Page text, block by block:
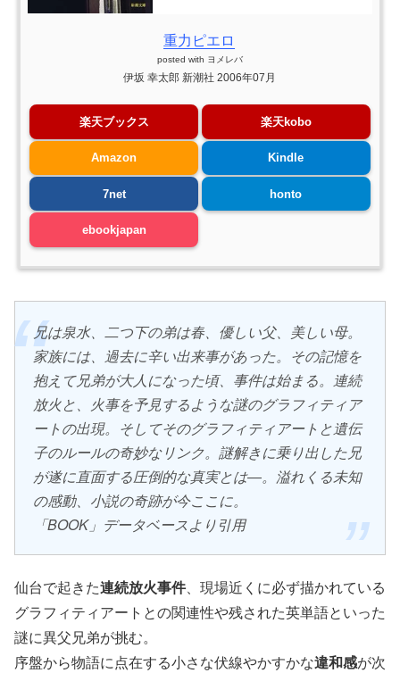
重力ピエロ
posted with ヨメレバ
伊坂 幸太郎 新潮社 2006年07月
楽天ブックス 楽天kobo
Amazon Kindle
7net honto
ebookjapan
兄は泉水、二つ下の弟は春、優しい父、美しい母。
家族には、過去に辛い出来事があった。その記憶を
抱えて兄弟が大人になった頃、事件は始まる。連続
放火と、火事を予見するような謎のグラフィティア
ートの出現。そしてそのグラフィティアートと遺伝
子のルールの奇妙なリンク。謎解きに乗り出した兄
が遂に直面する圧倒的な真実とは―。溢れくる未知
の感動、小説の奇跡が今ここに。
「BOOK」データベースより引用
仙台で起きた連続放火事件、現場近くに必ず描かれている
グラフィティアートとの関連性や残された英単語といった
謎に異父兄弟が挑む。
序盤から物語に点在する小さな伏線やかすかな違和感が次